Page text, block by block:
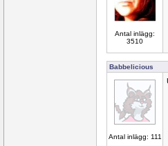
Antal inlägg:
3510
Babbelicious
Antal inlägg: 111